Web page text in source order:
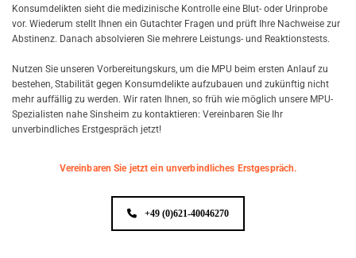
Konsumdelikten sieht die medizinische Kontrolle eine Blut- oder Urinprobe
vor. Wiederum stellt Ihnen ein Gutachter Fragen und prüft Ihre Nachweise zur
Abstinenz. Danach absolvieren Sie mehrere Leistungs- und Reaktionstests.
Nutzen Sie unseren Vorbereitungskurs, um die MPU beim ersten Anlauf zu
bestehen, Stabilität gegen Konsumdelikte aufzubauen und zukünftig nicht
mehr auffällig zu werden. Wir raten Ihnen, so früh wie möglich unsere MPU-
Spezialisten nahe Sinsheim zu kontaktieren: Vereinbaren Sie Ihr
unverbindliches Erstgespräch jetzt!
Vereinbaren Sie jetzt ein unverbindliches Erstgespräch.
+49 (0)621-40046270